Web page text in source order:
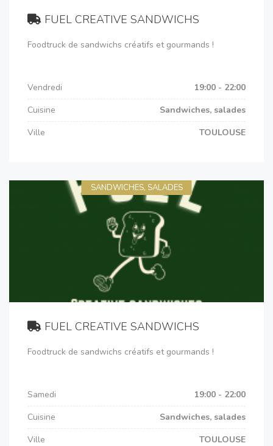
FUEL CREATIVE SANDWICHS
Foodtruck de sandwichs créatifs et gourmands !
Vendredi
19:00 - 22:00
Cuisine
Sandwiches, salades
Ville
TOULOUSE
SANDWICHES, SALADES
FUEL CREATIVE SANDWICHS
Foodtruck de sandwichs créatifs et gourmands !
Samedi
19:00 - 22:00
Cuisine
Sandwiches, salades
Ville
TOULOUSE